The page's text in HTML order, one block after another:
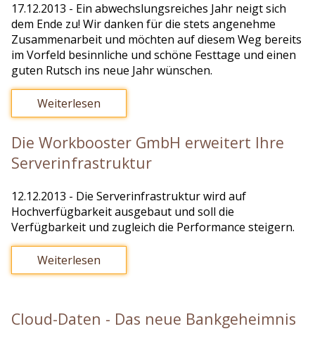
17.12.2013 - Ein abwechslungsreiches Jahr neigt sich
dem Ende zu! Wir danken für die stets angenehme
Zusammenarbeit und möchten auf diesem Weg bereits
im Vorfeld besinnliche und schöne Festtage und einen
guten Rutsch ins neue Jahr wünschen.
Weiterlesen
Die Workbooster GmbH erweitert Ihre
Serverinfrastruktur
12.12.2013 - Die Serverinfrastruktur wird auf
Hochverfügbarkeit ausgebaut und soll die
Verfügbarkeit und zugleich die Performance steigern.
Weiterlesen
Cloud-Daten - Das neue Bankgeheimnis